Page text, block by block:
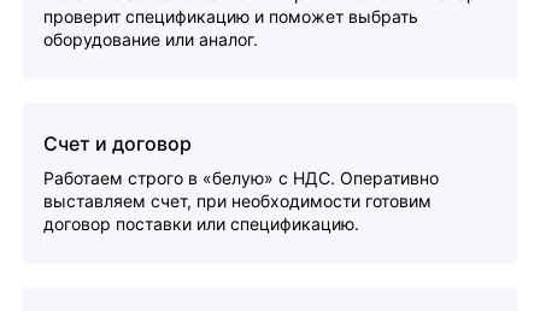
проверит спецификацию и поможет выбрать
оборудование или аналог.
Счет и договор
Работаем строго в «белую» с НДС. Оперативно
выставляем счет, при необходимости готовим
договор поставки или спецификацию.